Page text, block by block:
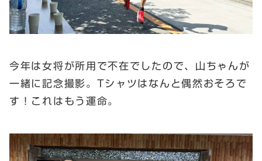
今年は女将が所用で不在でしたので、山ちゃんが
一緒に記念撮影。Tシャツはなんと偶然おそろで
す！これはもう運命。